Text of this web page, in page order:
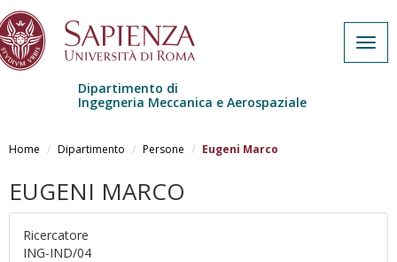
Dipartimento di
Ingegneria Meccanica e Aerospaziale
Home Dipartimento Persone Eugeni Marco
EUGENI MARCO
Ricercatore
ING-IND/04